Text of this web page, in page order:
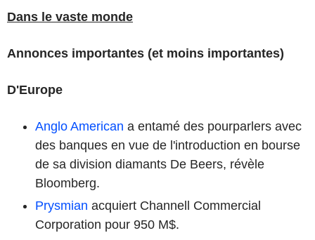
Dans le vaste monde
Annonces importantes (et moins importantes)
D'Europe
Anglo American a entamé des pourparlers avec
des banques en vue de l'introduction en bourse
de sa division diamants De Beers, révèle
Bloomberg.
Prysmian acquiert Channell Commercial
Corporation pour 950 M$.